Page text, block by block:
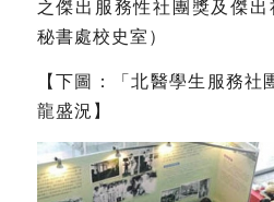
之傑出服務性社團獎及傑
秘書處校史室）
【下圖：「北醫學生服務社
龍盛況】